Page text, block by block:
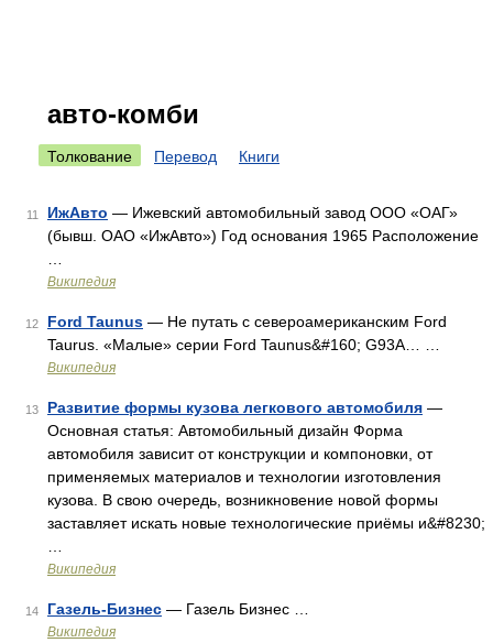
авто-комби
Толкование Перевод Книги
11 ИжАвто — Ижевский автомобильный завод ООО «ОАГ»
(бывш. ОАО «ИжАвто») Год основания 1965 Расположение
Википедия
12 Ford Taunus — Не путать с североамериканским Ford
Taurus. «Малые» серии Ford Taunus&#160; G93A… …
Википедия
13 Развитие формы кузова легкового автомобиля —
Основная статья: Автомобильный дизайн Форма
автомобиля зависит от конструкции и компоновки, от
применяемых материалов и технологии изготовления
кузова. В свою очередь, возникновение новой формы
заставляет искать новые технологические приёмы и&#8230;
Википедия
14 Газель-Бизнес — Газель Бизнес …
Википедия